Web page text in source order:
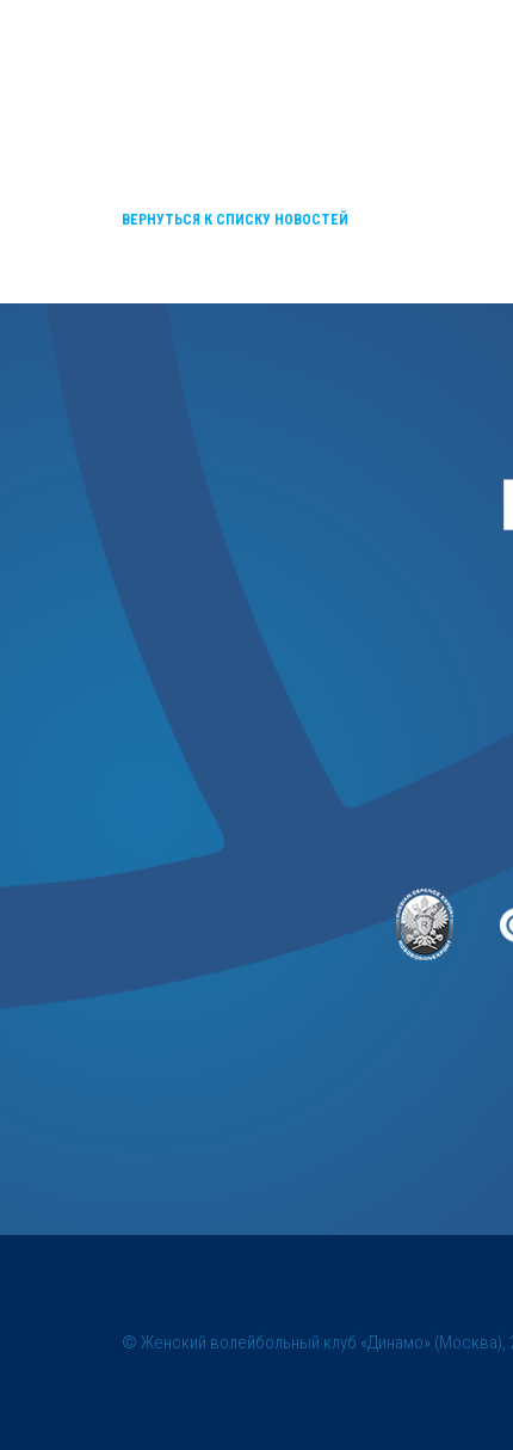
ВЕРНУТЬСЯ К СПИСКУ НОВОСТЕЙ
© Женский волейбольный клуб «Динамо» (Москва),